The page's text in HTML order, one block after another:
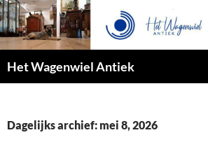
Het Wagenwiel Antiek
Dagelijks archief: mei 8, 2026